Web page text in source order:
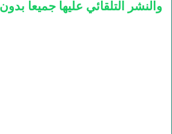
والنشر التلقائي عليها جميعا